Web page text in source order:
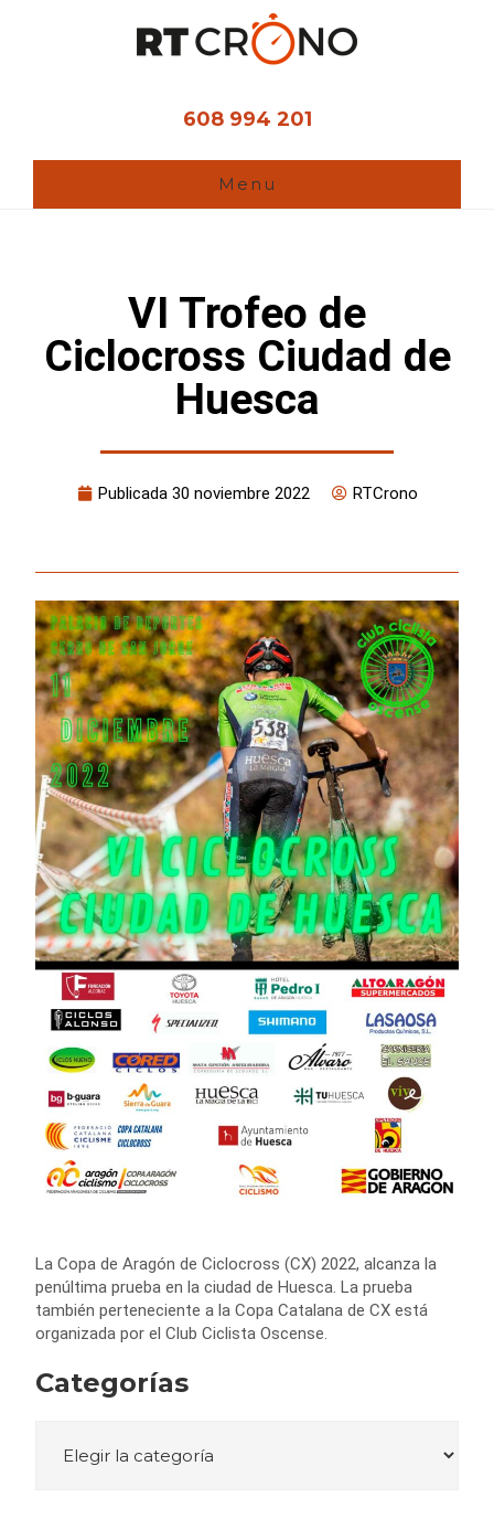
608 994 201
Menu
VI Trofeo de
Ciclocross Ciudad de
Huesca
Publicada 30 noviembre 2022 RTCrono
La Copa de Aragón de Ciclocross (CX) 2022, alcanza la
penúltima prueba en la ciudad de Huesca. La prueba
también perteneciente a la Copa Catalana de CX está
organizada por el Club Ciclista Oscense.
Categorías